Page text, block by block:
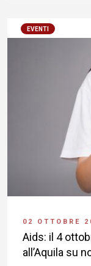
EVENTI
02 OTTOBRE
Aids: il 4
all’Aquila su